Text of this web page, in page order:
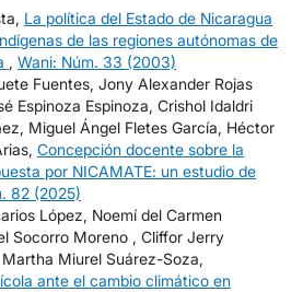
La política del Estado de Nicaragua
de las regiones autónomas de
, Wani: Núm. 33 (2003)
Fuentes, Jony Alexander Rojas
Espinoza Espinoza, Crishol Idaldri
Miguel Ángel Fletes García, Héctor
Concepción docente sobre la
por NICAMATE: un estudio de
82 (2025)
López, Noemí del Carmen
Socorro Moreno , Cliffor Jerry
Miurel Suárez-Soza,
ante el cambio climático en